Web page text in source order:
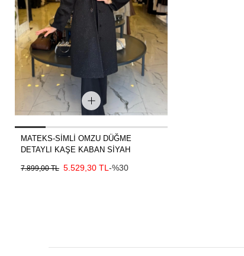
MATEKS-SİMLİ OMZU DÜĞME
DETAYLI KAŞE KABAN SİYAH
7.899,00 TL 5.529,30 TL-%30